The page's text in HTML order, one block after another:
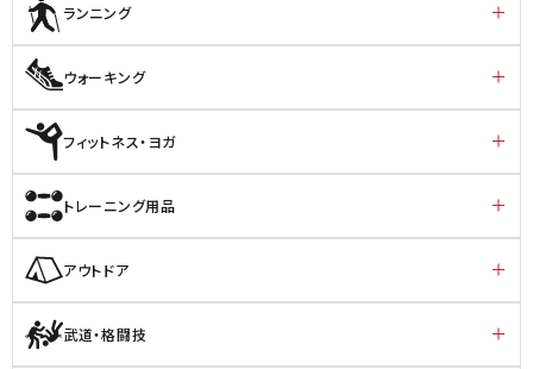
ランニング
ウォーキング
フィットネス・ヨガ
トレーニング用品
アウトドア
武道・格闘技